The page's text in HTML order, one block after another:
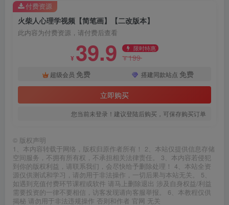
火柴人心理学视频【简笔画】【二改版本】
此内容为付费资源，请付费后查看
¥ 39.9 限时特惠
¥199
超级会员 免费 搭建同款站点 免费
立即购买
您当前未登录！建议登陆后购买，可保存购买订单
付费资源
© 版权声明
1、本内容转载于网络，版权归原作者所有！ 2、本站仅提供信息存储
空间服务，不拥有所有权，不承担相关法律责任。 3、本内容若侵犯
到你的版权利益，请联系我们，会尽快给予删除处理！ 4、本站全资
源仅供测试和学习，请勿用于非法操作，一切后果与本站无关。 5、
如遇到充值付费环节课程或软件 请马上删除退出 涉及自身权益/利益
需要投资的一律不要相信，访客发现请向客服举报。 6、本教程仅供
揭秘 请勿用于非法违规操作 否则和作者 官网 无关